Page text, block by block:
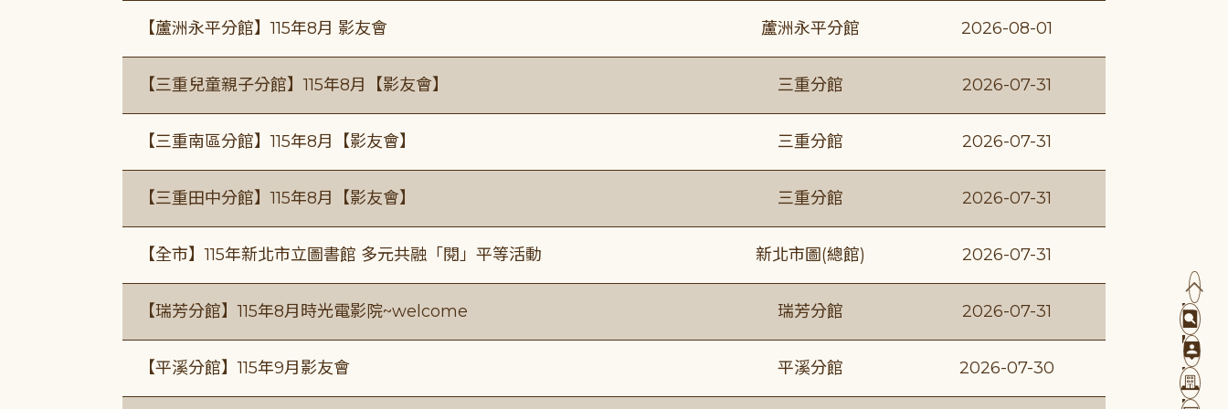
【蘆洲永平分館】115年8月 影友會 蘆洲永平分館 2026-08-01
【三重兒童親子分館】115年8月【影友會】 三重分館 2026-07-31
【三重南區分館】115年8月【影友會】 三重分館 2026-07-31
【三重田中分館】115年8月【影友會】 三重分館 2026-07-31
【全市】115年新北市立圖書館 多元共融「閱」平等活動 新北市圖(總館) 2026-07-31
【瑞芳分館】115年8月時光電影院~welcome 瑞芳分館 2026-07-31
【平溪分館】115年9月影友會 平溪分館 2026-07-30